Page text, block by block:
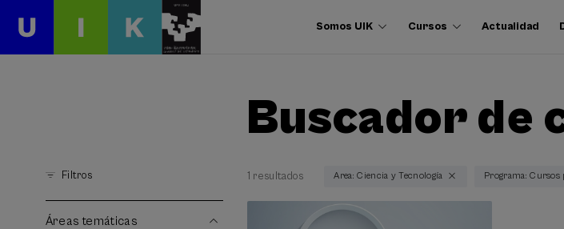
Somos UIK Cursos Actualidad
Buscador de
Filtros
Áreas temáticas
1 resultados Area: Ciencia y Tecnología Programa: Cursos